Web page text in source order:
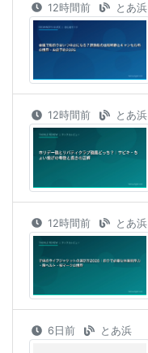
12時間前 とあ浜
12時間前 とあ浜
12時間前 とあ浜
6日前 とあ浜